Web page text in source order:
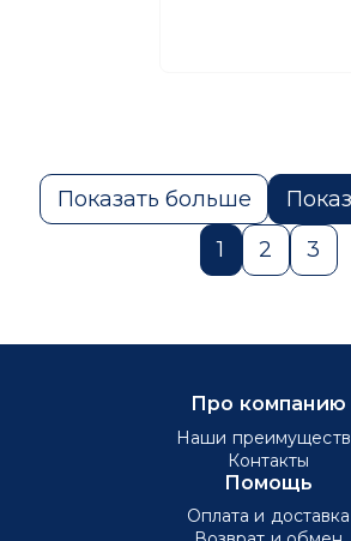
Показать больше
1
2 3
Про компанию
Наши
Контакты
Помощь
Оплата и доставка